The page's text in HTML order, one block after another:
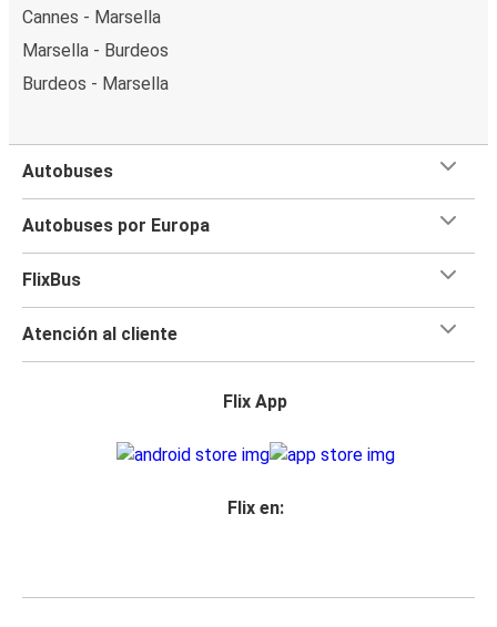
Cannes - Marsella
Marsella - Burdeos
Burdeos - Marsella
Autobuses
Autobuses por Europa
FlixBus
Atención al cliente
Flix App
Flix en: